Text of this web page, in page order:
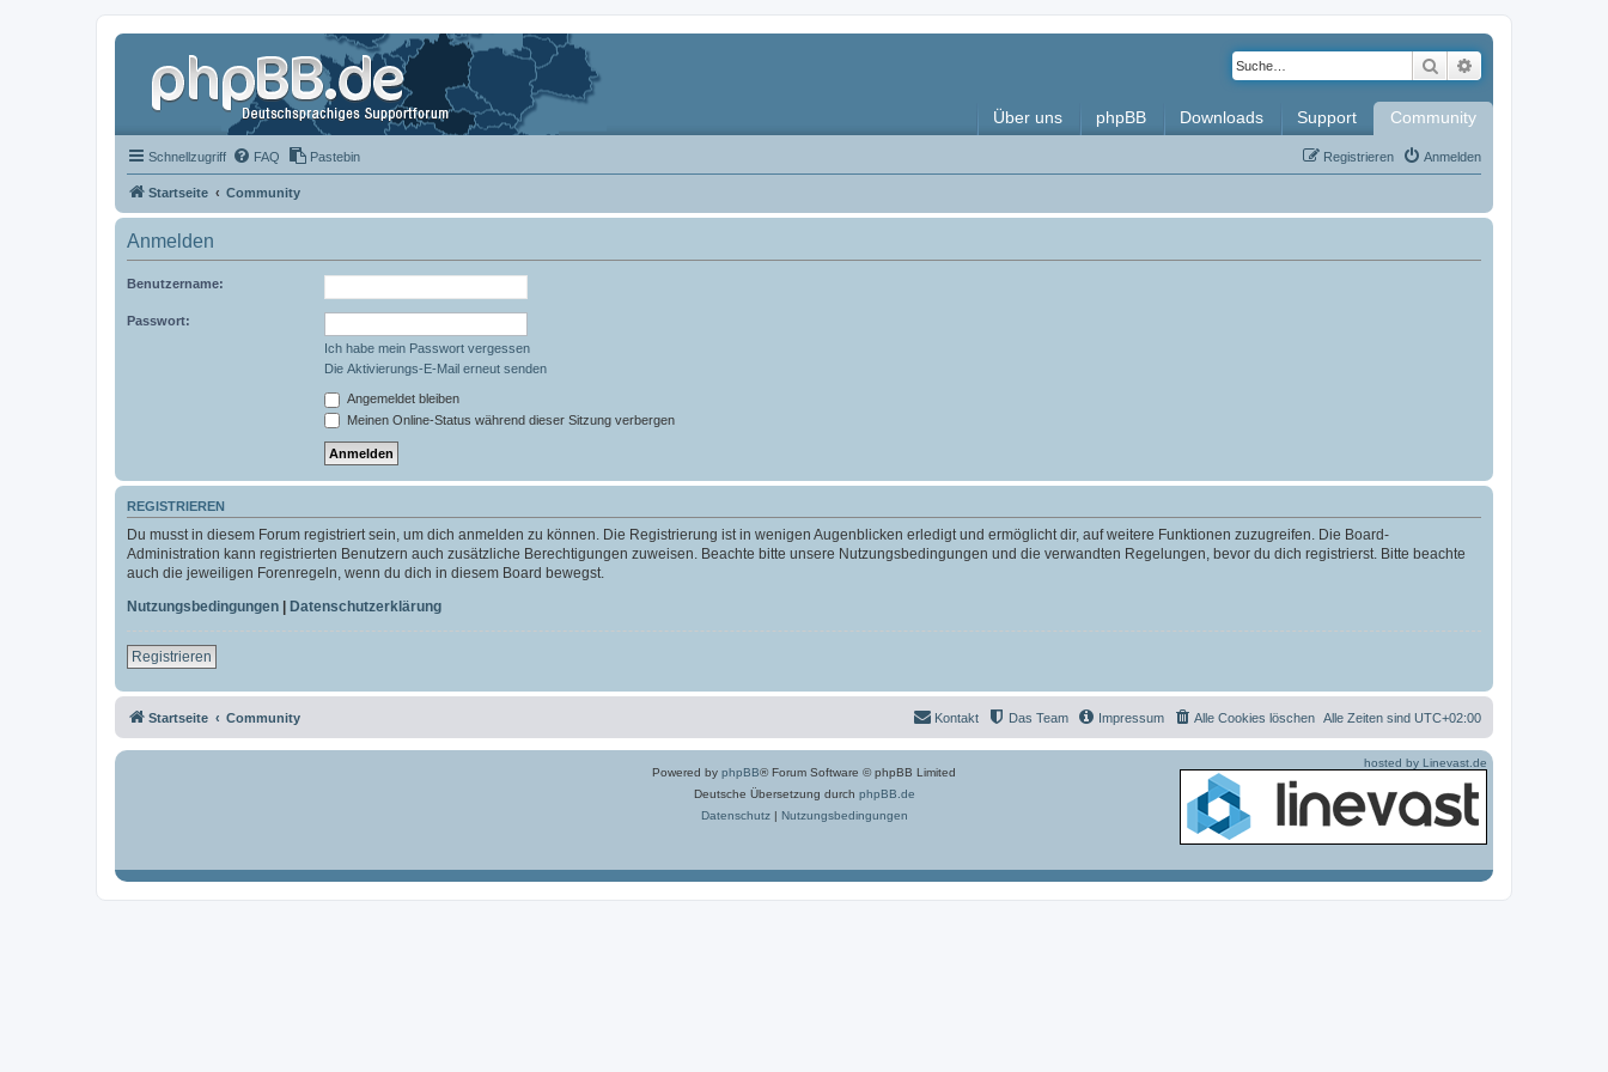
Suche
Über uns phpBB Downloads Support Community
Schnellzugriff FAQ Pastebin Anmelden
Registrieren
Startseite Community
Anmelden
Benutzername:
Passwort:
Ich habe mein Passwort vergessen
Die Aktivierungs-E-Mail erneut senden
Angemeldet bleiben
Meinen Online-Status während dieser Sitzung verbergen
REGISTRIEREN
Du musst in diesem Forum registriert sein, um dich anmelden zu können. Die Registrierung ist in wenigen Augenblicken erledigt und ermöglicht dir, auf weitere Funktionen zuzugreifen. Die Board-
Administration kann registrierten Benutzern auch zusätzliche Berechtigungen zuweisen. Beachte bitte unsere Nutzungsbedingungen und die verwandten Regelungen, bevor du dich registrierst. Bitte beachte
auch die jeweiligen Forenregeln, wenn du dich in diesem Board bewegst.
Nutzungsbedingungen | Datenschutzerklärung
Registrieren
Startseite Community Alle Zeiten sind UTC+02:00
Alle Cookies löschen
Impressum
Das Team
Kontakt
Powered by phpBB® Forum Software © phpBB Limited
Deutsche Übersetzung durch phpBB.de
Datenschutz| Nutzungsbedingungen
hosted by Linevast.de